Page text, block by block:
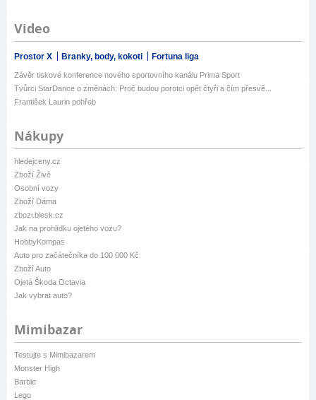
Video
Prostor X Branky, body, kokoti Fortuna liga
Závěr tiskové konference nového sportovního kanálu Prima Sport
Tvůrci StarDance o změnách: Proč budou porotci opět čtyři a čím přesvě...
František Laurin pohřeb
Nákupy
hledejceny.cz
Zboží Živě
Osobní vozy
Zboží Dáma
zbozi.blesk.cz
Jak na prohlídku ojetého vozu?
HobbyKompas
Auto pro začátečníka do 100 000 Kč
Zboží Auto
Ojetá Škoda Octavia
Jak vybrat auto?
Mimibazar
Testujte s Mimibazarem
Monster High
Barbie
Lego